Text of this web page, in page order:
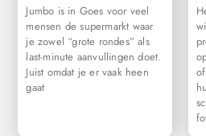
Jumbo is in Goes voor veel
mensen de supermarkt waar
je zowel “grote rondes” als
last-minute aanvullingen doet.
Juist omdat je er vaak heen
gaat